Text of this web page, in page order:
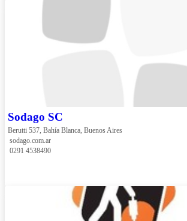
Sodago SC
Berutti 537, Bahía Blanca, Buenos Aires
sodago.com.ar
0291 4538490